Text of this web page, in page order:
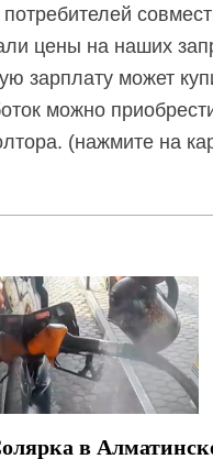
цены на наших
зарплату может
можно
(нажмите на
в